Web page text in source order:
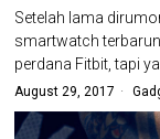
Setelah lama
smartwatch
perdana Fitbit, tapi
August 29, 2017